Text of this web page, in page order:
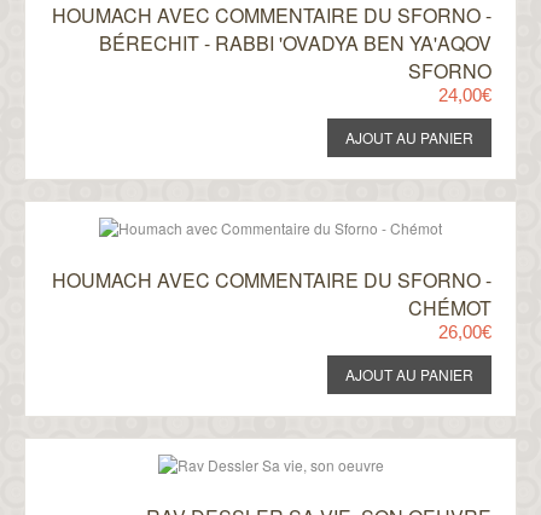
HOUMACH AVEC COMMENTAIRE DU SFORNO -
BÉRECHIT - RABBI 'OVADYA BEN YA'AQOV
SFORNO
24,00€
HOUMACH AVEC COMMENTAIRE DU SFORNO -
CHÉMOT
26,00€